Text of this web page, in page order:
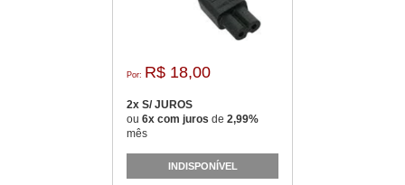
Por: R$ 18,00
2x S/ JUROS
ou 6x com juros de 2,99%
mês
INDISPONÍVEL